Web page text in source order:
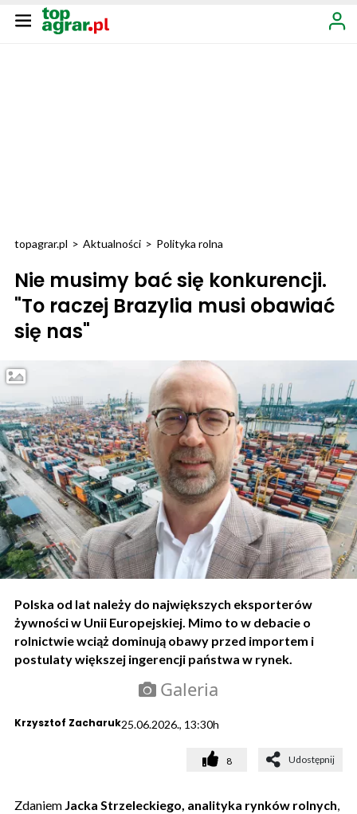
topagrar.pl > Aktualności > Polityka rolna
Nie musimy bać się konkurencji.
"To raczej Brazylia musi obawiać
się nas"
Polska od lat należy do największych eksporterów
żywności w Unii Europejskiej. Mimo to w debacie o
rolnictwie wciąż dominują obawy przed importem i
postulaty większej ingerencji państwa w rynek.
Galeria
Krzysztof Zacharuk25.06.2026., 13:30h
8 Udostępnij
Zdaniem Jacka Strzeleckiego, analityka rynków rolnych,